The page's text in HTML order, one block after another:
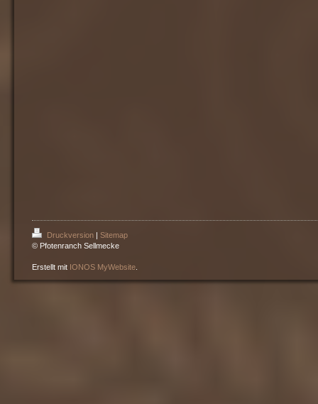
Druckversion | Sitemap
© Pfotenranch Sellmecke
Erstellt mit IONOS MyWebsite